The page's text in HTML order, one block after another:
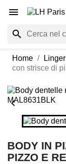

search
Home
con strisce di

BODY IN
PIZZO E